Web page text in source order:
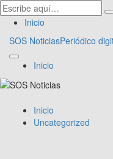
Inicio
SOS NoticiasPeriódico
Inicio
Inicio
Uncategorized